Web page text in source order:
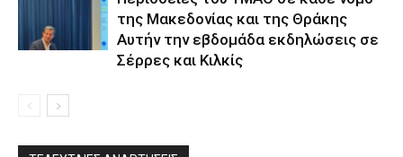
της Μακεδονίας και της Θράκης
Αυτήν την εβδομάδα εκδηλώσεις σε
Σέρρες και Κιλκίς